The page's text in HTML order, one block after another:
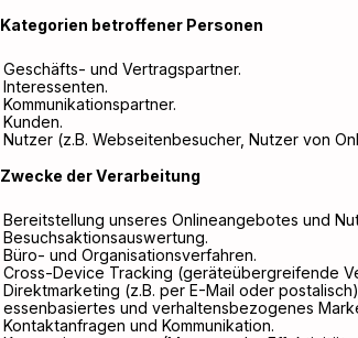
Kategorien betroffener Personen
Geschäfts- und Vertragspartner.
Interessenten.
Kommunikationspartner.
Kunden.
Nutzer (z.B. Webseitenbesucher, Nutzer von
Zwecke der Verarbeitung
Bereitstellung unseres Onlineangebotes und
Besuchsaktionsauswertung.
Büro- und Organisationsverfahren.
Cross-Device Tracking (geräteübergreifende
Direktmarketing (z.B. per E-Mail oder
essenbasiertes und verhaltensbezogenes
Kontaktanfragen und Kommunikation.